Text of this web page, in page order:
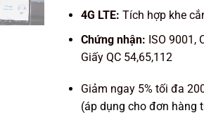
4G LTE: Tích hợp khe
Chứng nhận: ISO 9001,
Giấy QC 54,65,112
Giảm ngay 5% tối đa
(áp dụng cho đơn hàng